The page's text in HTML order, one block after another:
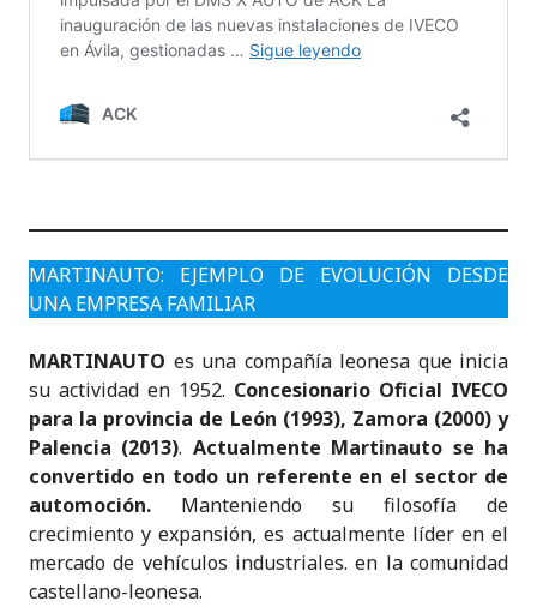
MARTINAUTO: EJEMPLO DE EVOLUCIÓN DESDE
UNA EMPRESA FAMILIAR
MARTINAUTO es una compañía leonesa que inicia
su actividad en 1952. Concesionario Oficial IVECO
para la provincia de León (1993), Zamora (2000) y
Palencia (2013). Actualmente Martinauto se ha
convertido en todo un referente en el sector de
automoción. Manteniendo su filosofía de
crecimiento y expansión, es actualmente líder en el
mercado de vehículos industriales. en la comunidad
castellano-leonesa.